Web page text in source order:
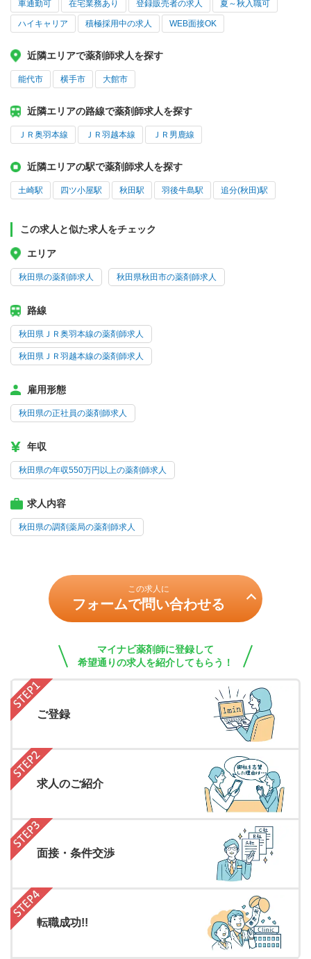
車通勤可 在宅業務あり 登録販売者の求人 夏～秋入職可
ハイキャリア 積極採用中の求人 WEB面接OK
近隣エリアで薬剤師求人を探す
能代市 横手市 大館市
近隣エリアの路線で薬剤師求人を探す
ＪＲ奥羽本線 ＪＲ羽越本線 ＪＲ男鹿線
近隣エリアの駅で薬剤師求人を探す
土崎駅 四ツ小屋駅 秋田駅 羽後牛島駅 追分(秋田)駅
この求人と似た求人をチェック
エリア
秋田県の薬剤師求人 秋田県秋田市の薬剤師求人
路線
秋田県ＪＲ奥羽本線の薬剤師求人
秋田県ＪＲ羽越本線の薬剤師求人
雇用形態
秋田県の正社員の薬剤師求人
年収
秋田県の年収550万円以上の薬剤師求人
求人内容
秋田県の調剤薬局の薬剤師求人
この求人に
フォームで問い合わせる
マイナビ薬剤師に登録して
希望通りの求人を紹介してもらう！
ご登録
求人のご紹介
面接・条件交渉
転職成功!!